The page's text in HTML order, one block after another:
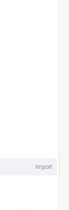
Import